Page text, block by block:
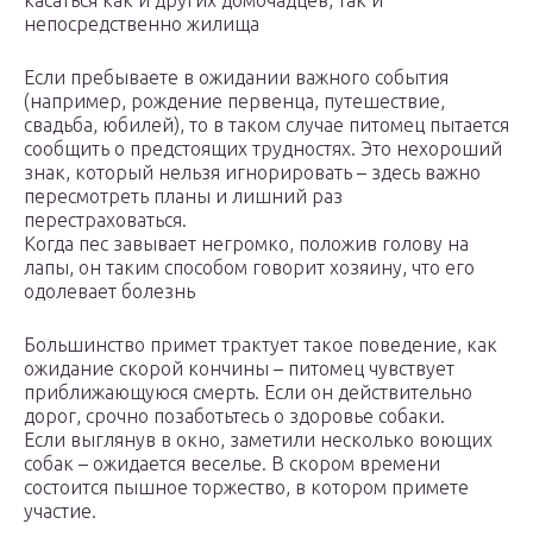
непосредственно жилища
Если пребываете в ожидании важного события
(например, рождение первенца, путешествие,
свадьба, юбилей), то в таком случае питомец пытается
сообщить о предстоящих трудностях. Это нехороший
знак, который нельзя игнорировать – здесь важно
пересмотреть планы и лишний раз
перестраховаться.
Когда пес завывает негромко, положив голову на
лапы, он таким способом говорит хозяину, что его
одолевает болезнь
Большинство примет трактует такое поведение, как
ожидание скорой кончины – питомец чувствует
приближающуюся смерть. Если он действительно
дорог, срочно позаботьтесь о здоровье собаки.
Если выглянув в окно, заметили несколько воющих
собак – ожидается веселье. В скором времени
состоится пышное торжество, в котором примете
участие.